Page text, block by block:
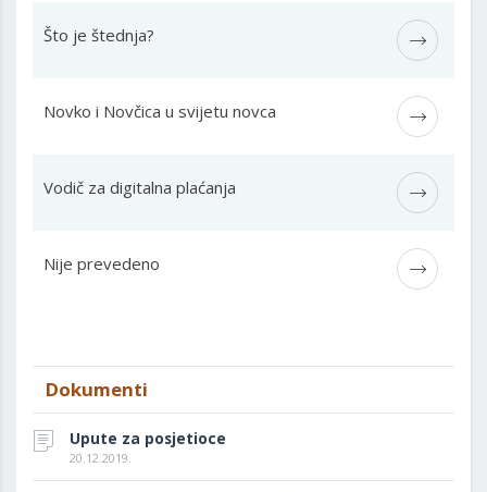
Što je štednja?
Novko i Novčica u svijetu novca
Vodič za digitalna plaćanja
Nije prevedeno
Dokumenti
Upute za posjetioce
20.12.2019.